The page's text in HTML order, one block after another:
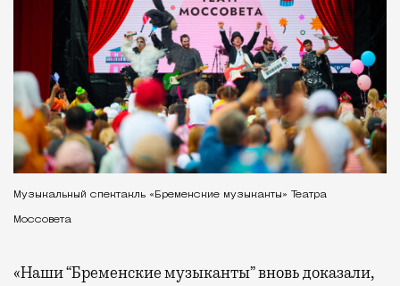
Музыкальный спектакль «Бременские музыканты» Театра
Моссовета
«Наши “Бременские музыканты” вновь доказали,